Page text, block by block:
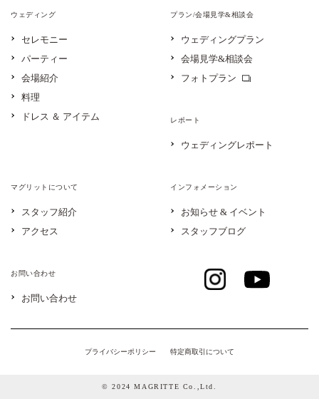
ウェディング
セレモニー
パーティー
会場紹介
料理
ドレス ＆ アイテム
プラン/会場見学&相談会
ウェディングプラン
会場見学&相談会
フォトプラン
レポート
ウェディングレポート
マグリットについて
スタッフ紹介
アクセス
お問い合わせ
お問い合わせ
インフォメーション
お知らせ & イベント
スタッフブログ
プライバシーポリシー 特定商取引について
© 2024 MAGRITTE Co.,Ltd.